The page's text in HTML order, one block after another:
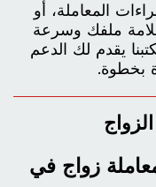
المعاملة، أو
ملفك وسرعة
يقدم لك الدعم
بخطوة.
زواج في